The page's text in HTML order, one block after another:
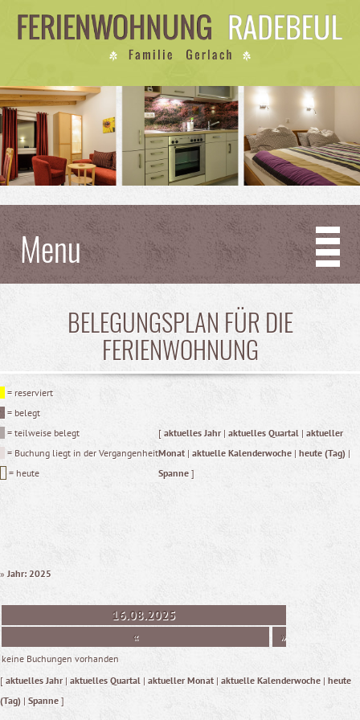
Menu
BELEGUNGSPLAN FÜR DIE
FERIENWOHNUNG
= reserviert
= belegt
= teilweise belegt
= Buchung liegt in der Vergangenheit
= heute
[ aktuelles Jahr| aktuelles Quartal | aktueller
Monat| aktuelle Kalenderwoche | heute (Tag) |
Spanne ]
» Jahr: 2025
16.08.2025
«
»
keine Buchungen vorhanden
[ aktuelles Jahr| aktuelles Quartal | aktueller Monat | aktuelle Kalenderwoche | heute
(Tag) | Spanne ]